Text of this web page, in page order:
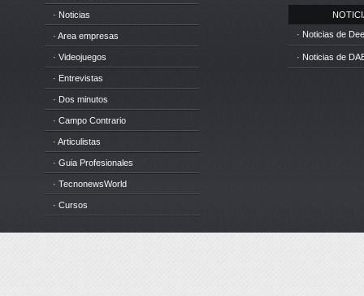
· Noticias
· Area empresas
· Videojuegos
· Entrevistas
· Dos minutos
· Campo Contrario
· Articulistas
· Guia Profesionales
· TecnonewsWorld
· Cursos
· Noticias de
· Noticias de